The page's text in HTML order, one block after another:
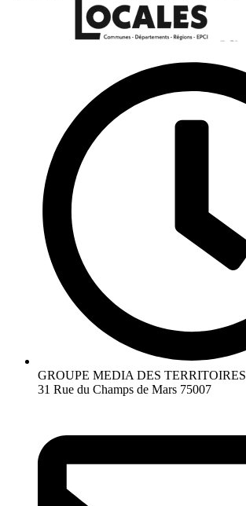
GROUPE MEDIA DES TERRITOIRES
31 Rue du Champs de Mars 75007